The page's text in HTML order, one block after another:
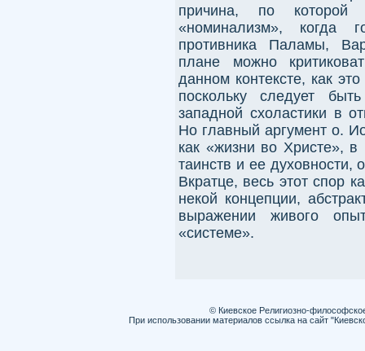
причина, по
«номинализм», когда
противника Паламы,
плане можно
данном контексте, как
поскольку следует
западной схоластики в
Но главный аргумент о.
как «жизни во Христе»,
таинств и ее духовности,
Вкратце, весь этот спор
некой концепции,
выражении живого
«системе».
© Киевское Религиозно-
При использовании материалов ссылка на сайт